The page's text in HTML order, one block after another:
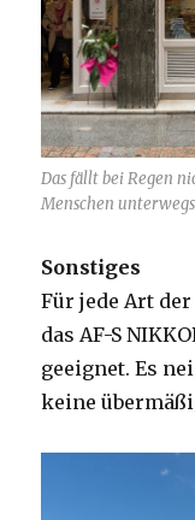
Das fällt bei Regen
Menschen
Sonstiges
Für jede Art
das AF-S
geeignet. Es
keine